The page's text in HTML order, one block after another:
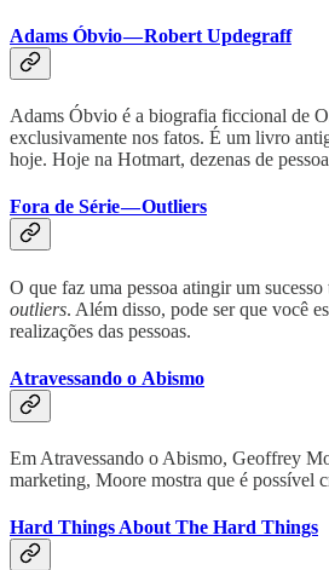
Adams Óbvio — Robert Updegraff
Adams Óbvio é a biografia ficcional de
exclusivamente nos fatos. É um livro
hoje. Hoje na Hotmart, dezenas de
Fora de Série — Outliers
O que faz uma pessoa atingir um
outliers. Além disso, pode ser que você
realizações das pessoas.
Atravessando o Abismo
Em Atravessando o Abismo, Geoffrey
marketing, Moore mostra que é possível
Hard Things About The Hard Things